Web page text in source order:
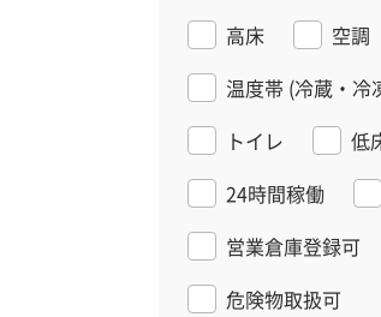
高床
空調
温度帯 (冷蔵・冷
トイレ
低
24時間稼働
営業倉庫登録可
危険物取扱可